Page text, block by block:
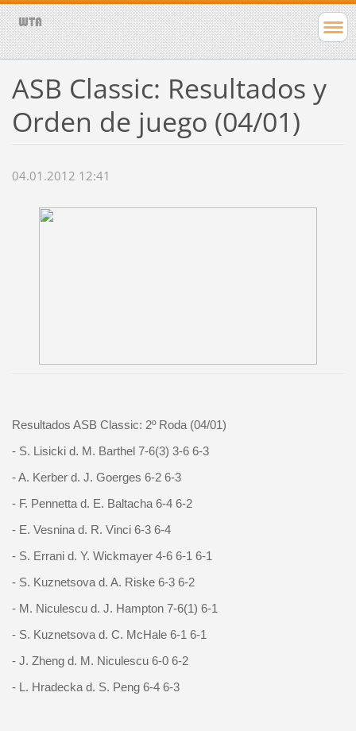
ASB Classic: Resultados y
Orden de juego (04/01)
04.01.2012 12:41
Resultados ASB Classic: 2º Roda (04/01)
- S. Lisicki d. M. Barthel 7-6(3) 3-6 6-3
- A. Kerber d. J. Goerges 6-2 6-3
- F. Pennetta d. E. Baltacha 6-4 6-2
- E. Vesnina d. R. Vinci 6-3 6-4
- S. Errani d. Y. Wickmayer 4-6 6-1 6-1
- S. Kuznetsova d. A. Riske 6-3 6-2
- M. Niculescu d. J. Hampton 7-6(1) 6-1
- S. Kuznetsova d. C. McHale 6-1 6-1
- J. Zheng d. M. Niculescu 6-0 6-2
- L. Hradecka d. S. Peng 6-4 6-3